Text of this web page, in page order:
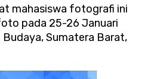
mahasiswa fotografi ini
pada 25-26 Januari
Budaya, Sumatera Barat,